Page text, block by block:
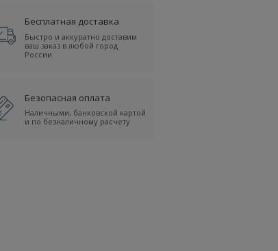
Бесплатная доставка
Быстро и аккуратно доставим
ваш заказ в любой город
России
Безопасная оплата
Наличными, банковской картой
и по безналичному расчету